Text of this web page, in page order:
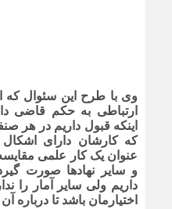
وی با طرح این سئوال که
ارتباطی به حکم قاضی
اینکه قبول داریم در هر
که کارشان دارای
عنوان یک کار علمی
و سایر نهادها صورت
داریم ولی سایر آمار را
اختیارمان باشد تا درباره